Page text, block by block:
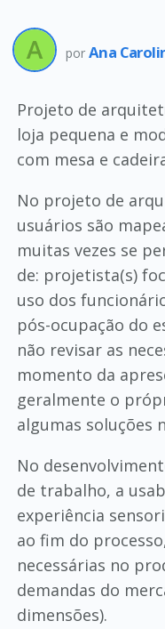
por Ana
Projeto de
loja pequena e
com mesa e
No projeto de
usuários são
muitas vezes se
de: projetista(s)
uso dos
pós-ocupação do
não revisar as
momento da
geralmente o
algumas soluções
No
de trabalho, a
experiência
ao fim do
necessárias no
demandas do
dimensões).